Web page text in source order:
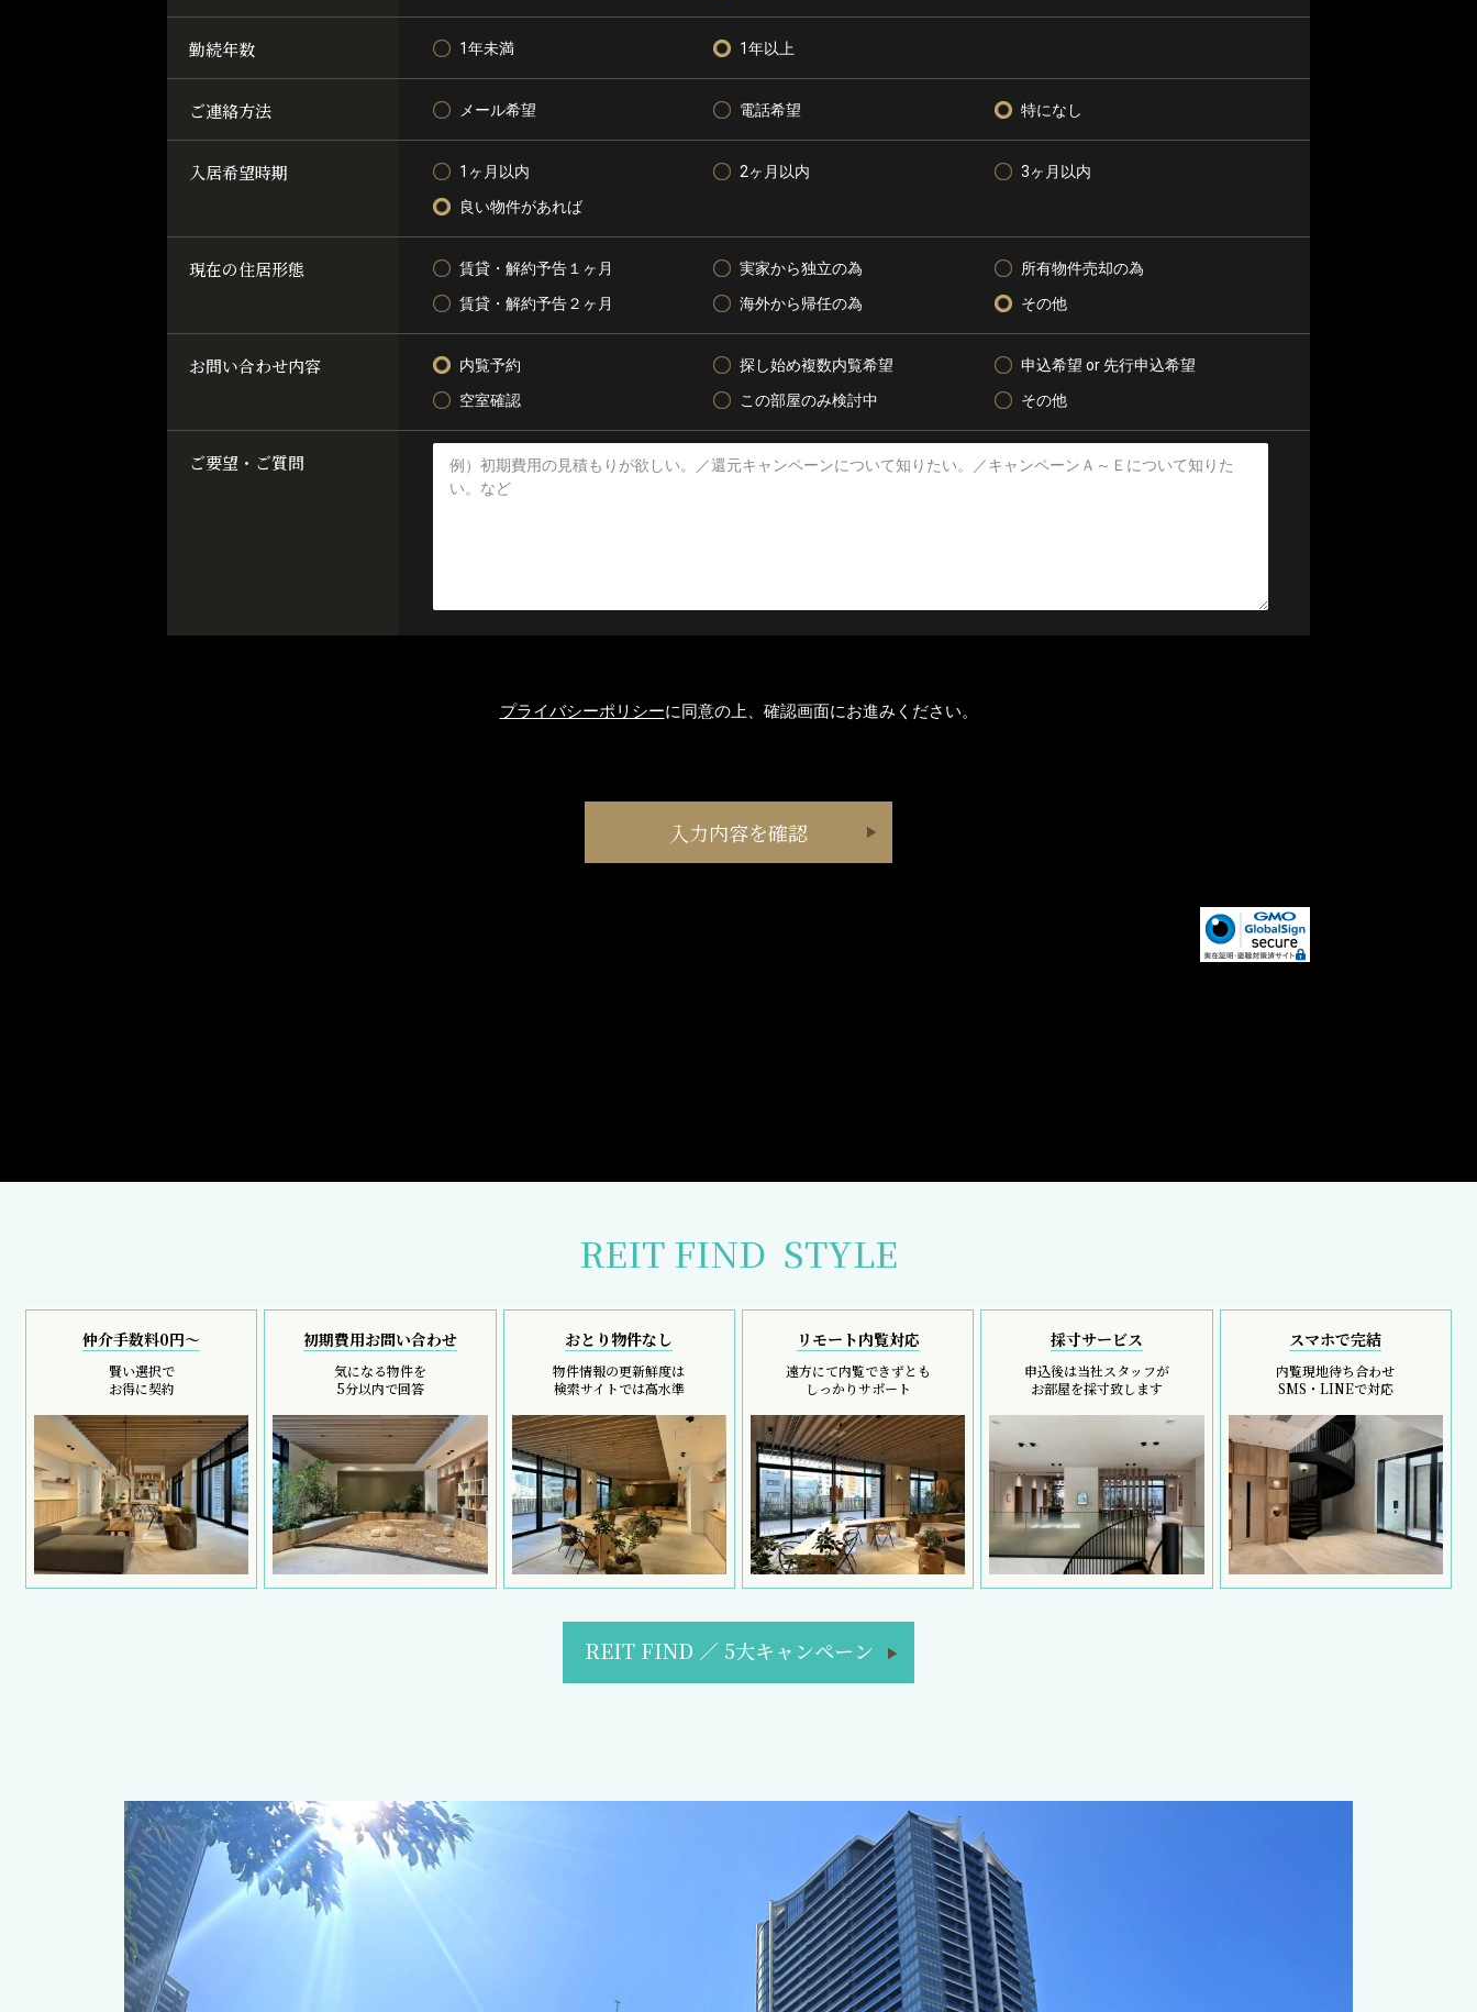
勤続年数 1年未満 1年以上
ご連絡方法 メール希望 電話希望 特になし
入居希望時期 1ヶ月以内 2ヶ月以内
3ヶ月以内
良い物件があれば
現在の住居形態 賃貸・解約予告１ヶ月 実家から独立の為
所有物件売却の為
賃貸・解約予告２ヶ月
海外から帰任の為 その他
お問い合わせ内容 内覧予約 探し始め複数内覧希望
申込希望 or 先行申込希望
空室確認
この部屋のみ検討中 その他
ご要望・ご質問
プライバシーポリシーに同意の上、確認画面にお進みください。
REIT FIND STYLE
仲介手数料0円～
賢い選択で
お得に契約
初期費用お問い合わせ
気になる物件を
5分以内で回答
おとり物件なし
物件情報の更新鮮度は
検索サイトでは高水準
リモート内覧対応
遠方にて内覧できずとも
しっかりサポート
採寸サービス
申込後は当社スタッフが
お部屋を採寸致します
スマホで完結
内覧現地待ち合わせ
SMS・LINEで対応
REIT FIND ／ 5大キャンペーン